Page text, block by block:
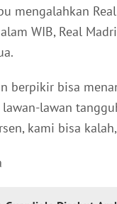
mengalahkan
WIB, Real
berpikir bisa
lawan
kami bisa